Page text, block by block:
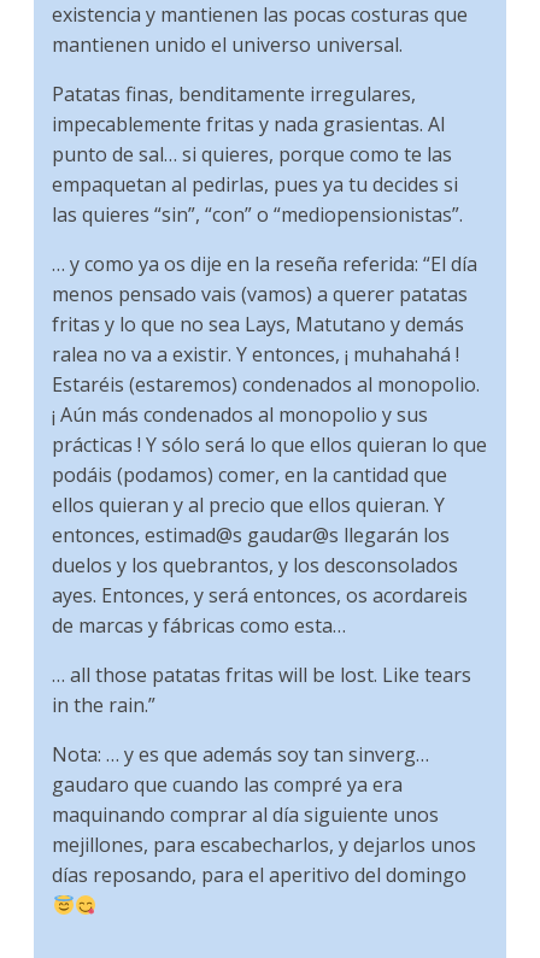
existencia y mantienen las pocas costuras que
mantienen unido el universo universal.
Patatas finas, benditamente irregulares,
impecablemente fritas y nada grasientas. Al
punto de sal… si quieres, porque como te las
empaquetan al pedirlas, pues ya tu decides si
las quieres “sin”, “con” o “mediopensionistas”.
… y como ya os dije en la reseña referida: “El día
menos pensado vais (vamos) a querer patatas
fritas y lo que no sea Lays, Matutano y demás
ralea no va a existir. Y entonces, ¡ muhahahá !
Estaréis (estaremos) condenados al monopolio.
¡ Aún más condenados al monopolio y sus
prácticas ! Y sólo será lo que ellos quieran lo que
podáis (podamos) comer, en la cantidad que
ellos quieran y al precio que ellos quieran. Y
entonces, estimad@s gaudar@s llegarán los
duelos y los quebrantos, y los desconsolados
ayes. Entonces, y será entonces, os acordareis
de marcas y fábricas como esta…
… all those patatas fritas will be lost. Like tears
in the rain.”
Nota: … y es que además soy tan sinverg…
gaudaro que cuando las compré ya era
maquinando comprar al día siguiente unos
mejillones, para escabecharlos, y dejarlos unos
días reposando, para el aperitivo del domingo